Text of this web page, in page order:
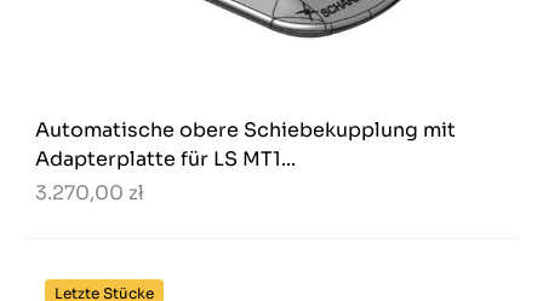
Automatische obere Schiebekupplung mit
Adapterplatte für LS MT1...
3.270,00 zł
Letzte Stücke